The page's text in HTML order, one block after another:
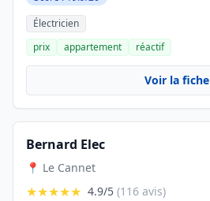
Électricien
prix
appartement réactif
Voir la fiche
Bernard Elec
📍 Le Cannet
★★★★★ 4.9/5 (116 avis)